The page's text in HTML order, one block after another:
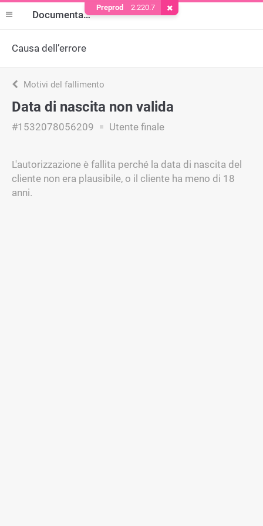
Documentazione
Causa dell’errore
Motivi del fallimento
Data di nascita non valida
#1532078056209 Utente finale
L'autorizzazione è fallita perché la data di nascita del
cliente non era plausibile, o il cliente ha meno di 18
anni.
Preprod 2.220.7 Rimuovere il cookie